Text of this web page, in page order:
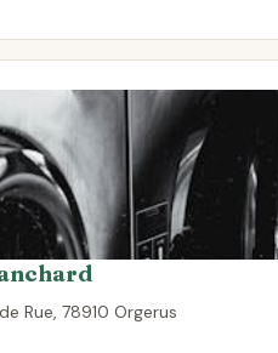
Rue, 78910 Orgerus